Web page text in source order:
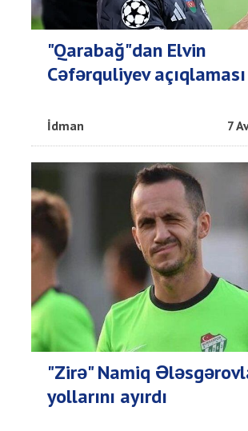
"Qarabağ"dan Elvin
Cəfərquliyev açıqlaması
İdman 7
"Zirə" Namiq
yollarını ayırdı